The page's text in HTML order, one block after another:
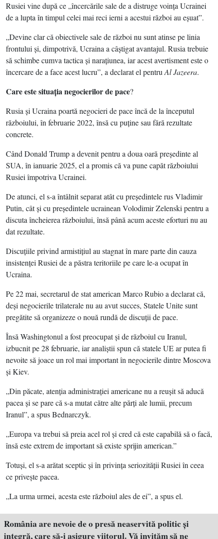
Rusiei vine după ce „încercările sale de a distruge voinţa Ucrainei
de a lupta în timpul celei mai reci ierni a acestui război au eşuat”.
„Devine clar că obiectivele sale de război nu sunt atinse pe linia
frontului şi, dimpotrivă, Ucraina a câştigat avantajul. Rusia trebuie
să schimbe cumva tactica şi naraţiunea, iar acest avertisment este o
încercare de a face acest lucru”, a declarat el pentru Al Jazeera.
Care este situaţia negocierilor de pace?
Rusia şi Ucraina poartă negocieri de pace încă de la începutul
războiului, în februarie 2022, însă cu puţine sau fără rezultate
concrete.
Când Donald Trump a devenit pentru a doua oară preşedinte al
SUA, în ianuarie 2025, el a promis că va pune capăt războiului
Rusiei împotriva Ucrainei.
De atunci, el s-a întâlnit separat atât cu preşedintele rus Vladimir
Putin, cât şi cu preşedintele ucrainean Volodimir Zelenski pentru a
discuta încheierea războiului, însă până acum aceste eforturi nu au
dat rezultate.
Discuţiile privind armistiţiul au stagnat în mare parte din cauza
insistenţei Rusiei de a păstra teritoriile pe care le-a ocupat în
Ucraina.
Pe 22 mai, secretarul de stat american Marco Rubio a declarat că,
deşi negocierile trilaterale nu au avut succes, Statele Unite sunt
pregătite să organizeze o nouă rundă de discuţii de pace.
Însă Washingtonul a fost preocupat şi de războiul cu Iranul,
izbucnit pe 28 februarie, iar analiştii spun că statele UE ar putea fi
nevoite să joace un rol mai important în negocierile dintre Moscova
şi Kiev.
„Din păcate, atenţia administraţiei americane nu a reuşit să aducă
pacea şi se pare că s-a mutat către alte părţi ale lumii, precum
Iranul”, a spus Bednarczyk.
„Europa va trebui să preia acel rol şi cred că este capabilă să o facă,
însă este extrem de important să existe sprijin american.”
Totuşi, el s-a arătat sceptic şi în privinţa seriozităţii Rusiei în ceea
ce priveşte pacea.
„La urma urmei, acesta este războiul ales de ei”, a spus el.
România are nevoie de o presă neaservită politic şi
integră, care să-i asigure viitorul. Vă invităm să ne